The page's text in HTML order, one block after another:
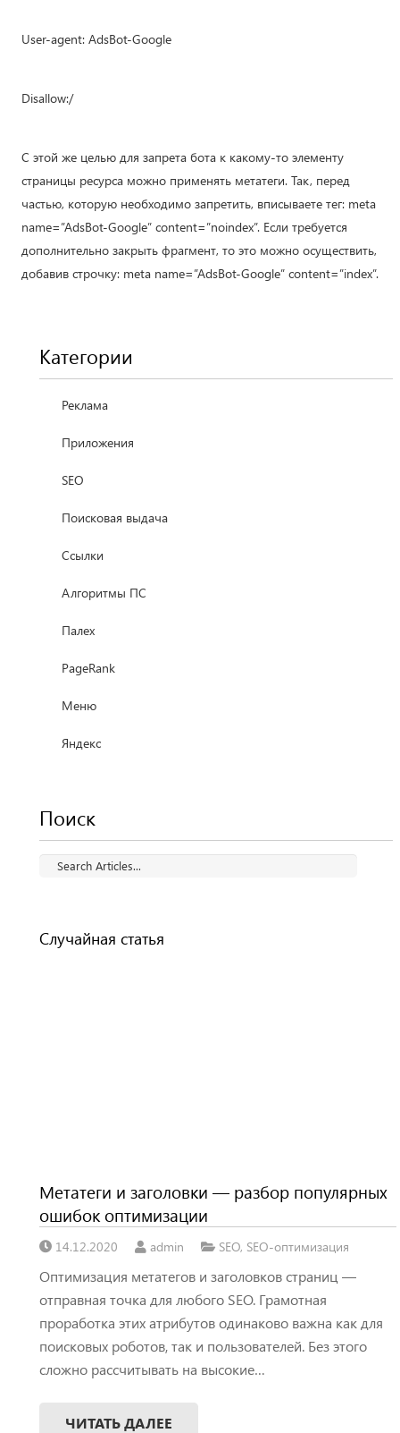
User-agent: AdsBot-Google
Disallow:/
С этой же целью для запрета бота к какому-то элементу
страницы ресурса можно применять метатеги. Так, перед
частью, которую необходимо запретить, вписываете тег: meta
name=”AdsBot-Google” content=”noindex”. Если требуется
дополнительно закрыть фрагмент, то это можно осуществить,
добавив строчку: meta name=”AdsBot-Google” content=”index”.
Категории
Реклама
Приложения
SEO
Поисковая выдача
Ссылки
Алгоритмы ПС
Палех
PageRank
Меню
Яндекс
Поиск
Случайная статья
Метатеги и заголовки — разбор популярных
ошибок оптимизации
14.12.2020 admin SEO, SEO-оптимизация
Оптимизация метатегов и заголовков страниц —
отправная точка для любого SEO. Грамотная
проработка этих атрибутов одинаково важна как для
поисковых роботов, так и пользователей. Без этого
сложно рассчитывать на высокие…
ЧИТАТЬ ДАЛЕЕ